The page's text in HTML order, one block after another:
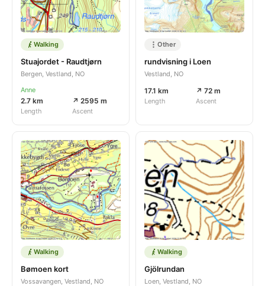
Walking
Stuajordet - Raudtjørn
Bergen, Vestland, NO
Anne
2.7 km
Length
↗ 2595 m
Ascent
Other
rundvisning i Loen
Vestland, NO
17.1 km
Length
↗ 72 m
Ascent
Walking
Bømoen kort
Vossavangen, Vestland, NO
Walking
Gjölrundan
Loen, Vestland, NO